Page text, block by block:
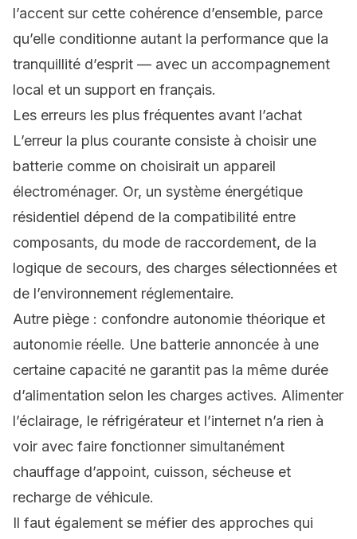
l’accent sur cette cohérence d’ensemble, parce
qu’elle conditionne autant la performance que la
tranquillité d’esprit — avec un accompagnement
local et un support en français.
Les erreurs les plus fréquentes avant l’achat
L’erreur la plus courante consiste à choisir une
batterie comme on choisirait un appareil
électroménager. Or, un système énergétique
résidentiel dépend de la compatibilité entre
composants, du mode de raccordement, de la
logique de secours, des charges sélectionnées et
de l’environnement réglementaire.
Autre piège : confondre autonomie théorique et
autonomie réelle. Une batterie annoncée à une
certaine capacité ne garantit pas la même durée
d’alimentation selon les charges actives. Alimenter
l’éclairage, le réfrigérateur et l’internet n’a rien à
voir avec faire fonctionner simultanément
chauffage d’appoint, cuisson, sécheuse et
recharge de véhicule.
Il faut également se méfier des approches qui